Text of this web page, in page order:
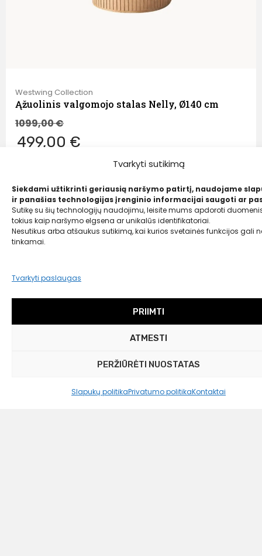
Tvarkyti sutikimą
Siekdami užtikrinti geriausią naršymo patirtį, naudojame
ir panašias technologijas įrenginio informacijai saugoti ar
Sutikę su šių technologijų naudojimu, leisite mums apdoroti
tokius kaip naršymo elgsena ar unikalūs identifikatoriai.
Nesutikus arba atšaukus sutikimą, kai kurios svetainės funkcijos gali
tinkamai.
Tvarkyti paslaugas
PRIIMTI
ATMESTI
PERŽIŪRĖTI NUOSTATAS
Slapukų politikaPrivatumo politikaKontaktai
Westwing Collection
Ąžuolinis valgomojo stalas Nelly, Ø140 cm
1099,00€
499,00 €